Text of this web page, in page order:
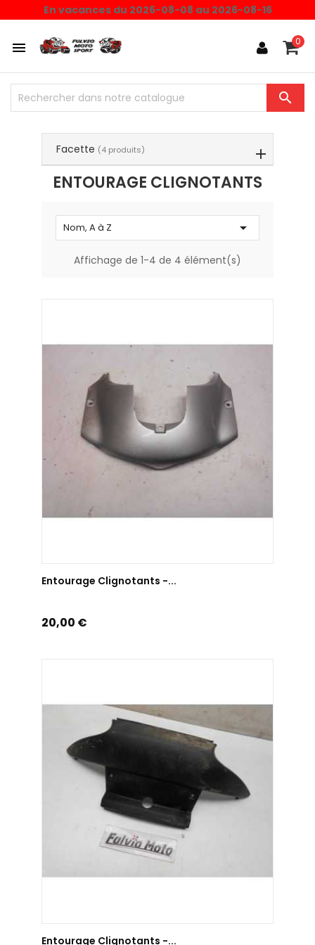
En vacances du 2026-08-08 au 2026-08-16
 0

Facette (4 produits)
ENTOURAGE CLIGNOTANTS
Nom, A à Z 
Affichage de 1-4 de 4 élément(s)
Entourage Clignotants -...
Prix
20,00 €
Entourage Clignotants -...
Choisissez une valeur...